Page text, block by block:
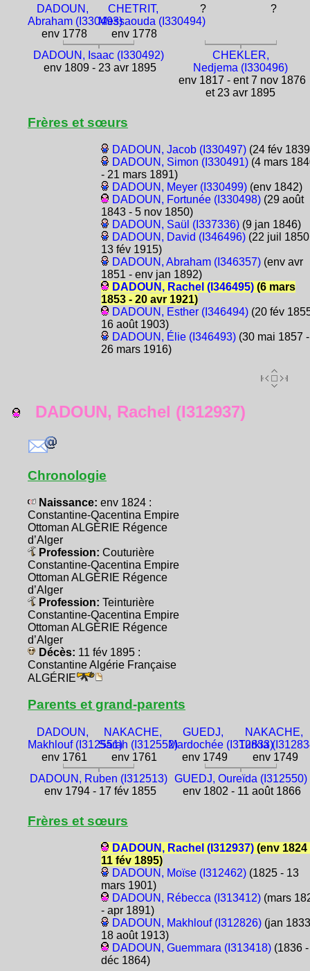
DADOUN,
Abraham (I330493)
env 1778
CHETRIT,
Messaouda (I330494)
env 1778
? ?
DADOUN, Isaac (I330492)
env 1809 - 23 avr 1895
CHEKLER,
Nedjema (I330496)
env 1817 - ent 7 nov 1876
et 23 avr 1895
Frères et sœurs
DADOUN, Jacob (I330497)(24 fév
DADOUN, Simon (I330491)(4 mars
- 21 mars 1891)
DADOUN, Meyer (I330499)(env 1842)
DADOUN, Fortunée (I330498)(29 août
1843 - 5 nov 1850)
DADOUN, Saül (I337336)(9 jan 1846)
DADOUN, David (I346496)(22 juil
13 fév 1915)
DADOUN, Abraham (I346357)(env avr
1851 - env jan 1892)
DADOUN, Rachel (I346495)(6 mars
1853 - 20 avr 1921)
DADOUN, Esther (I346494)(20 fév
16 août 1903)
DADOUN, Élie (I346493)(30 mai 1857 -
26 mars 1916)
DADOUN, Rachel (I312937)
Chronologie
Naissance: env 1824 :
Constantine-Qacentina Empire
Ottoman ALGÉRIE Régence
d’Alger
Profession: Couturière
Constantine-Qacentina Empire
Ottoman ALGÉRIE Régence
d’Alger
Profession: Teinturière
Constantine-Qacentina Empire
Ottoman ALGÉRIE Régence
d’Alger
Décès: 11 fév 1895 :
Constantine Algérie Française
ALGÉRIE
Parents et grand-parents
DADOUN,
Makhlouf (I312551)
env 1761
NAKACHE,
Sarah (I312552)
env 1761
GUEDJ,
Mardochée (I312833)
env 1749
NAKACHE,
Turkia
env 1749
DADOUN, Ruben (I312513)
env 1794 - 17 fév 1855
GUEDJ, Oureïda (I312550)
env 1802 - 11 août 1866
Frères et sœurs
DADOUN, Rachel (I312937)(env 1824
11 fév 1895)
DADOUN, Moïse (I312462)(1825 - 13
mars 1901)
DADOUN, Rébecca (I313412)(mars
- apr 1891)
DADOUN, Makhlouf (I312826)(jan
18 août 1913)
DADOUN, Guemmara (I313418)(1836 -
déc 1864)